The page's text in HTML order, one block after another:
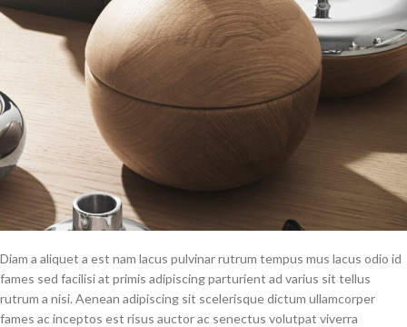
Diam a aliquet a est nam lacus pulvinar rutrum tempus mus lacus odio id
fames sed facilisi at primis adipiscing parturient ad varius sit tellus
rutrum a nisi. Aenean adipiscing sit scelerisque dictum ullamcorper
fames ac inceptos est risus auctor ac senectus volutpat viverra